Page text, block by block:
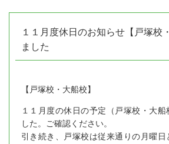
１１月度休日のお知らせ【戸塚校
ました
【戸塚校・大船校】
１１月度の休日の予定（戸塚校・大船
した。ご確認ください。
引き続き、戸塚校は従来通りの月曜日